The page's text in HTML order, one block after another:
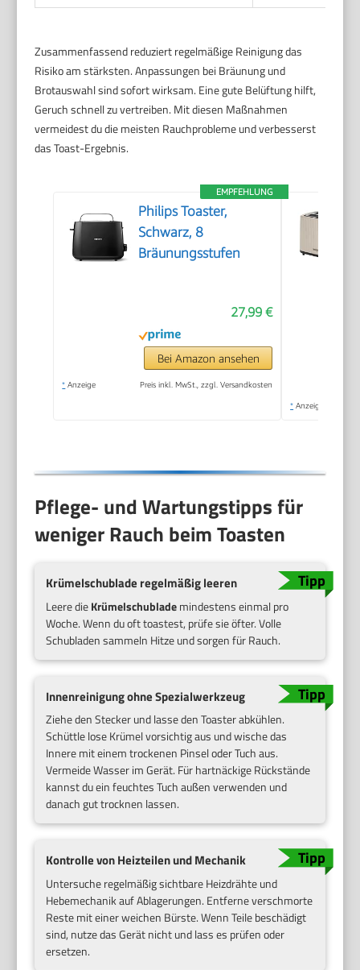
Zusammenfassend reduziert regelmäßige Reinigung das
Risiko am stärksten. Anpassungen bei Bräunung und
Brotauswahl sind sofort wirksam. Eine gute Belüftung hilft,
Geruch schnell zu vertreiben. Mit diesen Maßnahmen
vermeidest du die meisten Rauchprobleme und verbesserst
das Toast-Ergebnis.
EMPFEHLUNG
Philips Toaster,
Schwarz, 8
Bräunungsstufen
27,99 €
Bei Amazon ansehen
* Anzeige Preis inkl. MwSt., zzgl. Versandkosten
* Anzeige
Pflege- und Wartungstipps für
weniger Rauch beim Toasten
Krümelschublade regelmäßig leeren
Leere dieKrümelschublademindestens einmal pro
Woche. Wenn du oft toastest, prüfe sie öfter. Volle
Schubladen sammeln Hitze und sorgen für Rauch.
Innenreinigung ohne Spezialwerkzeug
Ziehe den Stecker und lasse den Toaster abkühlen.
Schüttle lose Krümel vorsichtig aus und wische das
Innere mit einem trockenen Pinsel oder Tuch aus.
Vermeide Wasser im Gerät. Für hartnäckige Rückstände
kannst du ein feuchtes Tuch außen verwenden und
danach gut trocknen lassen.
Kontrolle von Heizteilen und Mechanik
Untersuche regelmäßig sichtbare Heizdrähte und
Hebemechanik auf Ablagerungen. Entferne verschmorte
Reste mit einer weichen Bürste. Wenn Teile beschädigt
sind, nutze das Gerät nicht und lass es prüfen oder
ersetzen.